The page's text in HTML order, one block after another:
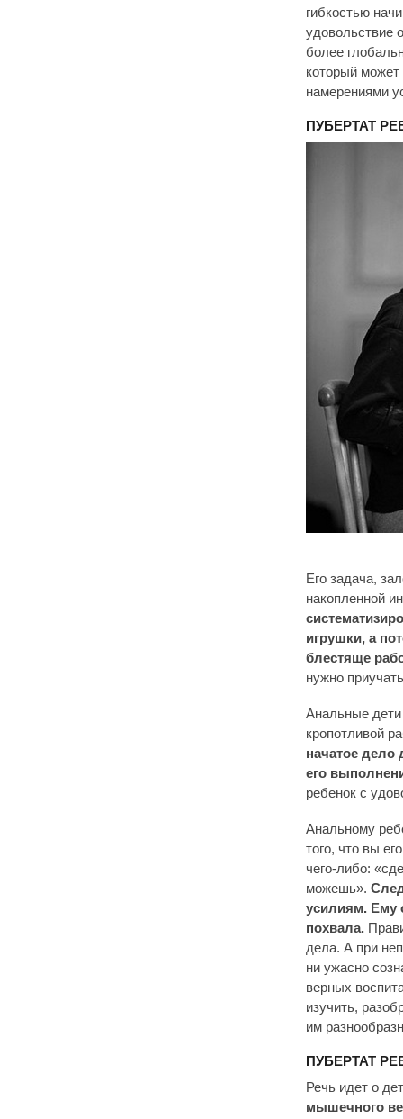
гибкостью
удовольствие
более
который
намерениями
ПУБЕРТАТ
Его задача,
накопленной
игрушки, а
блестяще
нужно
Анальные дети
кропотливой
начатое дело
его
ребенок с
Анальному
того, что вы
чего-либо:
можешь».
усилиям. Ему
похвала.
дела. А при
ни ужасно
верных
изучить,
им
ПУБЕРТАТ
Речь идет о
мышечного